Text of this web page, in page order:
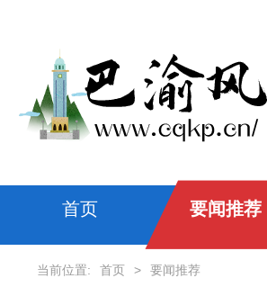
首页 要闻推荐
当前位置: 首页 > 要闻推荐